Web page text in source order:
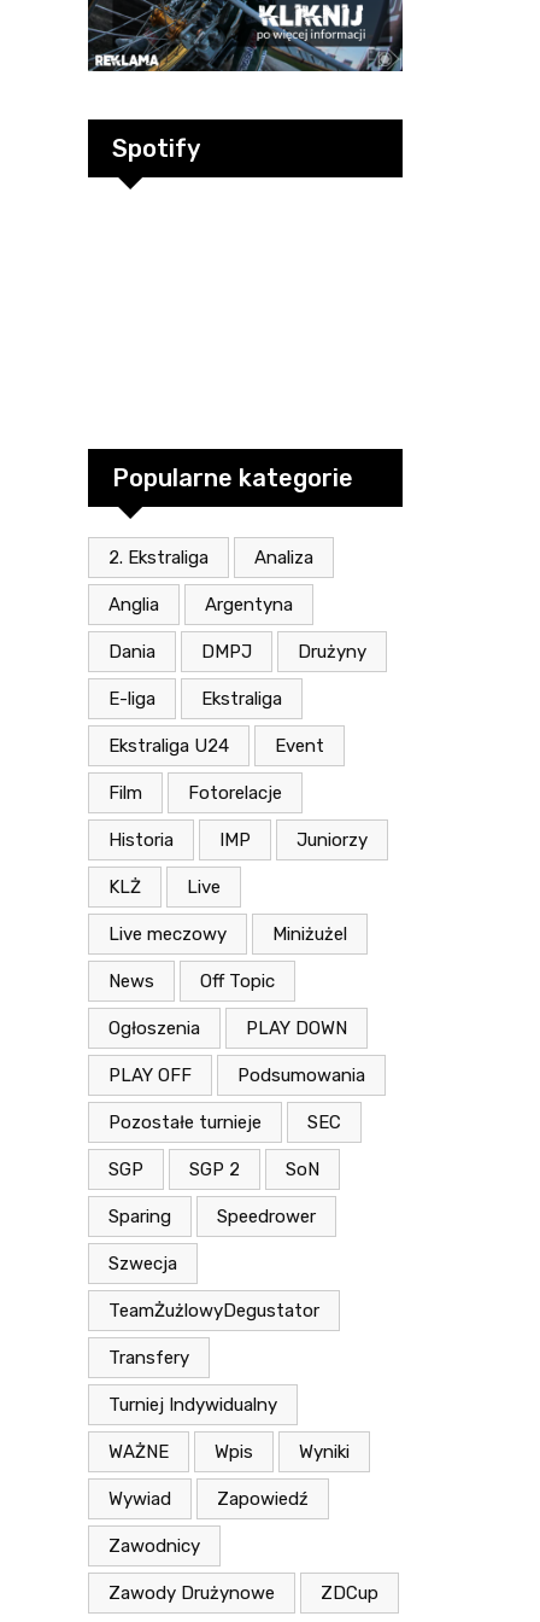
Spotify
Popularne kategorie
2. Ekstraliga Analiza
Anglia Argentyna
Dania DMPJ Drużyny
E-liga Ekstraliga
Ekstraliga U24 Event
Film Fotorelacje
Historia IMP Juniorzy
KLŻ Live
Live meczowy Miniżużel
News Off Topic
Ogłoszenia PLAY DOWN
PLAY OFF Podsumowania
Pozostałe turnieje SEC
SGP SGP 2 SoN
Sparing Speedrower
Szwecja
TeamŻużlowyDegustator
Transfery
Turniej Indywidualny
WAŻNE Wpis Wyniki
Wywiad Zapowiedź
Zawodnicy
Zawody Drużynowe ZDCup